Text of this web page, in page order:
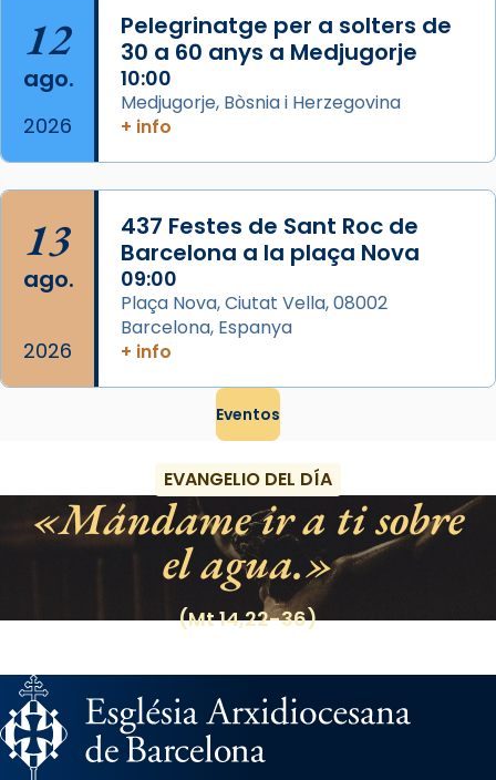
Foto
View on Facebook ·
12
ago.
2026
Pelegrinatge per a solters de
30 a 60 anys a Medjugorje
10:00
Medjugorje, Bòsnia i Herzegovina
+ info
13
ago.
2026
437 Festes de Sant Roc de
Barcelona a la plaça Nova
09:00
Plaça Nova, Ciutat Vella, 08002
Barcelona, Espanya
+ info
Eventos
EVANGELIO DEL DÍA
Mándame ir a ti sobre
el agua.
(Mt 14,22-36)